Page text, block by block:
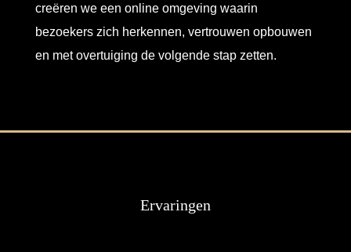
creëren we een online omgeving waarin
bezoekers zich herkennen, vertrouwen opbouwen
en met overtuiging de volgende stap zetten.
Ervaringen